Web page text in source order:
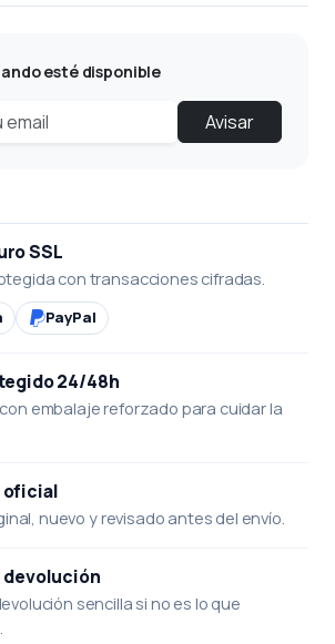
esté disponible
Avisar
SSL
con transacciones cifradas.
PayPal
24/48h
embalaje reforzado para cuidar la
oficial
nuevo y revisado antes del envío.
devolución
sencilla si no es lo que